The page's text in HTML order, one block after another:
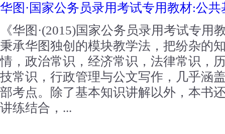
华图·国家公务员录用考试专用教材:公
《华图·(2015)国家公务员录用考试专用
秉承华图独创的模块教学法，把纷杂的
情，政治常识，经济常识，法律常识，
技常识，行政管理与公文写作，几乎涵
部考点。除了基本知识讲解以外，本书
讲练结合，...